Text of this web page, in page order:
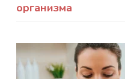
организма